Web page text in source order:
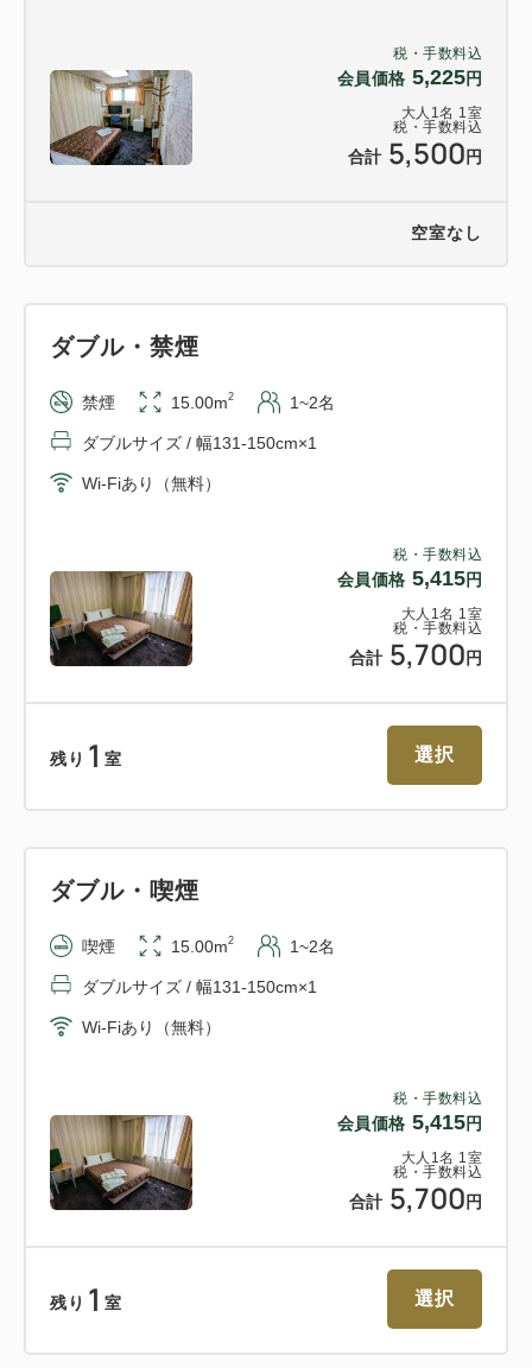
税・手数料込
会員価格 5,225円
大人 1 名 1 室
税・手数料込
合計 5,500 円
空室なし
税・手数料込
会員価格 5,415円
大人 1 名 1 室
税・手数料込
合計 5,700 円
ダブル・禁煙
禁煙 15.00m2 1~2名
ダブルサイズ / 幅131-150cm×1
Wi-Fiあり（無料）
残り 1 室 選択
税・手数料込
会員価格 5,415円
大人 1 名 1 室
税・手数料込
合計 5,700 円
ダブル・喫煙
喫煙 15.00m2 1~2名
ダブルサイズ / 幅131-150cm×1
Wi-Fiあり（無料）
残り 1 室 選択